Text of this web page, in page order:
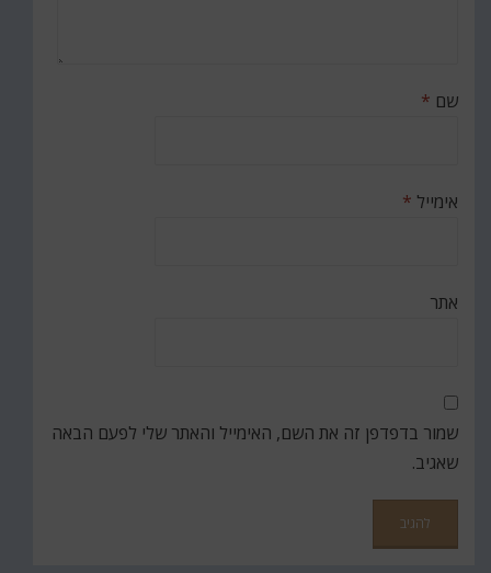
שם *
אימייל *
אתר
שמור בדפדפן זה את השם, האימייל והאתר שלי לפעם הבאה
שאגיב.